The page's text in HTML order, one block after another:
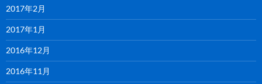
2017年2月
2017年1月
2016年12月
2016年11月